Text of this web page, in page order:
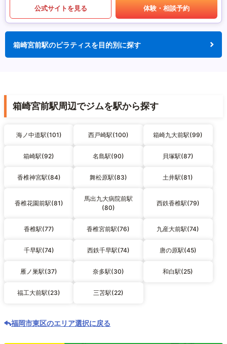
公式サイトを見る 体験・相談予約
箱崎宮前駅のピラティスを目的別に探す
箱崎宮前駅周辺でジムを駅から探す
海ノ中道駅(101) 西戸崎駅(100) 箱崎九大前駅(99)
箱崎駅(92) 名島駅(90) 貝塚駅(87)
香椎神宮駅(84) 舞松原駅(83) 土井駅(81)
香椎花園前駅(81)
馬出九大病院前駅
(80)
西鉄香椎駅(79)
香椎駅(77) 香椎宮前駅(76) 九産大前駅(74)
千早駅(74) 西鉄千早駅(74) 唐の原駅(45)
雁ノ巣駅(37) 奈多駅(30) 和白駅(25)
福工大前駅(23) 三苫駅(22)
福岡市東区のエリア選択に戻る